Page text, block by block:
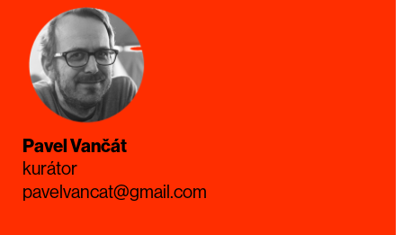
Pavel Vančát
kurátor
pavelvancat@gmail.com